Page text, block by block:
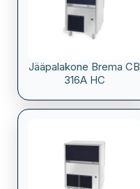
Jääpalakone Brema CB
316A HC